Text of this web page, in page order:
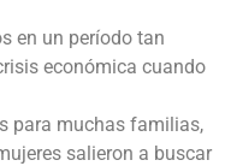
en un período tan
económica cuando
para muchas familias,
salieron a buscar